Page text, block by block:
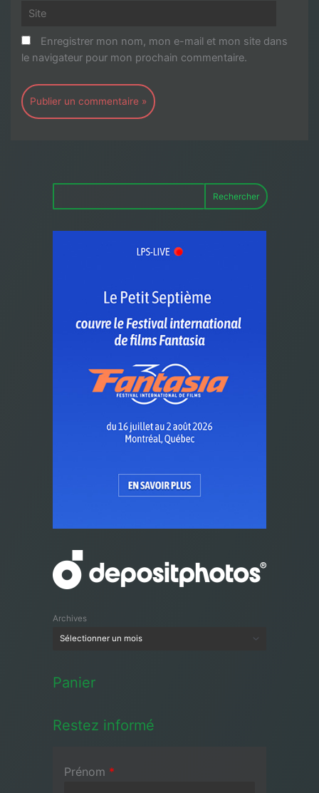
Site
Enregistrer mon nom, mon e-mail et mon site dans
le navigateur pour mon prochain commentaire.
Rechercher
Archives
Panier
Restez informé
Prénom *